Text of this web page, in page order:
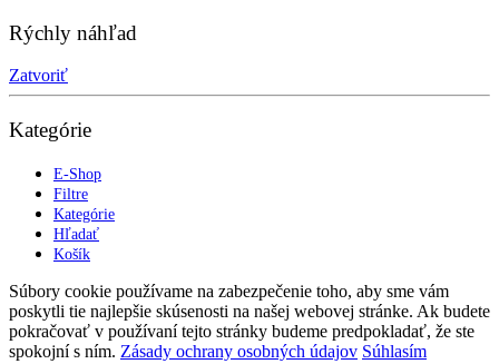
Rýchly náhľad
Zatvoriť
Kategórie
E-Shop
Filtre
Kategórie
Hľadať
Košík
Súbory cookie používame na zabezpečenie toho, aby sme vám
poskytli tie najlepšie skúsenosti na našej webovej stránke. Ak budete
pokračovať v používaní tejto stránky budeme predpokladať, že ste
spokojní s ním. Zásady ochrany osobných údajov Súhlasím